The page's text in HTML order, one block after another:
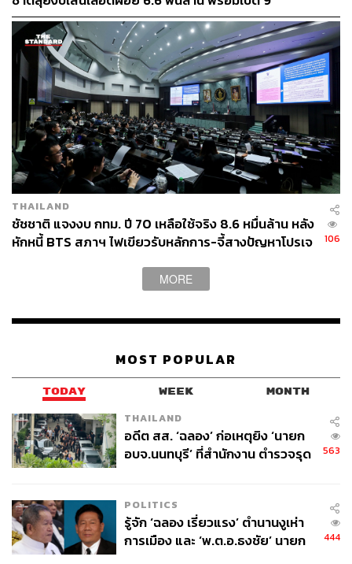
161
ABOUT THE AUTHOR
THE STANDARD TEAM
กองบรรณาธิการ THE STANDARD
ยุทธศาสตร์พัฒนาเมือง
THAILAND
ชัชชาติ แจงงบ กทม. ปี 70 เหลือใช้จริง 8.6 หมื่นล้าน หลัง
หักหนี้ BTS สภาฯ ไฟเขียวรับหลักการ-จี้สางปัญหาโปรเจ
106
MORE
MOST POPULAR
TODAY WEEK MONTH
THAILAND
อดีต สส. ‘ฉลอง’ ก่อเหตุยิง ‘นายก
อบจ.นนทบุรี’ ที่สำนักงาน ตำรวจรุด
563
POLITICS
รู้จัก ‘ฉลอง เรี่ยวแรง’ ตำนานงูเห่า
การเมือง และ ‘พ.ต.อ.ธงชัย’ นายก
444